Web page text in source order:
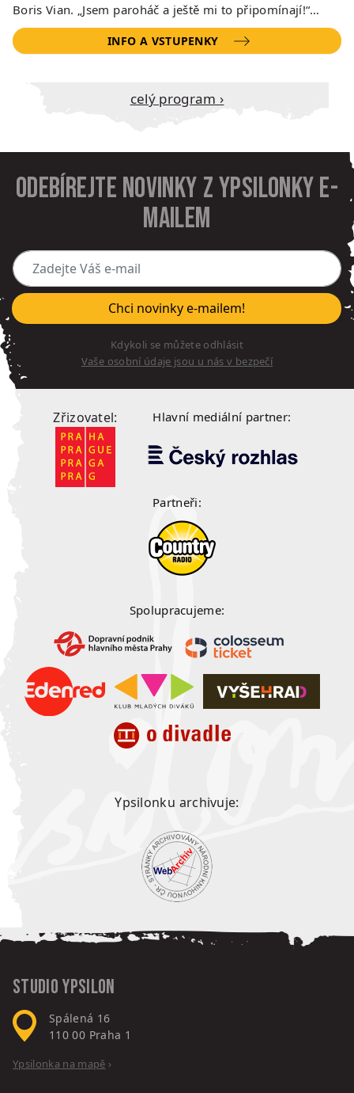
Boris Vian. „Jsem paroháč a ještě mi to připomínají!“…
INFO A VSTUPENKY
Celý program ›
Odebírejte novinky z Ypsilonky e-
mailem
Zadejte Váš e-mail
Chci novinky e-mailem!
Kdykoli se můžete odhlásit
Vaše osobní údaje jsou u nás v bezpečí
Zřizovatel: Hlavní mediální partner:
Partneři:
Spolupracujeme:
Ypsilonku archivuje:
Studio Ypsilon
Spálená 16
110 00 Praha 1
Ypsilonka na mapě ›